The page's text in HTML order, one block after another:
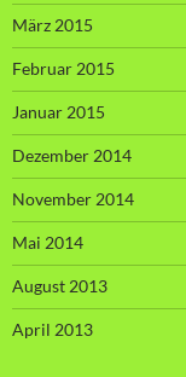
März 2015
Februar 2015
Januar 2015
Dezember 2014
November 2014
Mai 2014
August 2013
April 2013